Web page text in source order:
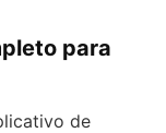
para
de